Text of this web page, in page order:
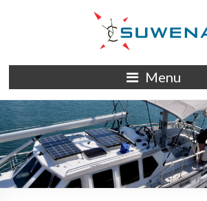
S/Y
Suwena
Menu